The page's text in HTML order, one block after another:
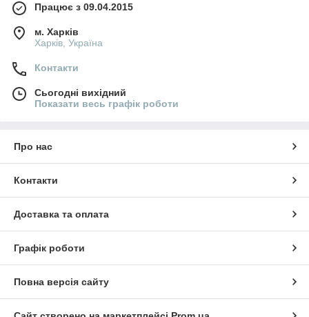
Працює з 09.04.2015
м. Харків
Харків, Україна
Контакти
Сьогодні вихідний
Показати весь графік роботи
Про нас
Контакти
Доставка та оплата
Графік роботи
Повна версія сайту